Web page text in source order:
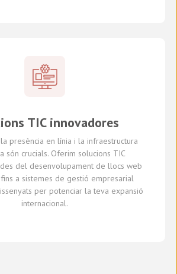
TIC innovadores
presència en línia i la infraestructura
són crucials. Oferim solucions TIC
del desenvolupament de llocs web
a sistemes de gestió empresarial
per potenciar la teva expansió
internacional.